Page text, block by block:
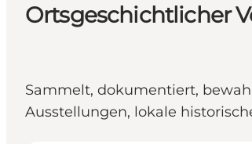
Ortsgeschichtlicher
Sammelt, dokumentiert,
Ausstellungen, lokale